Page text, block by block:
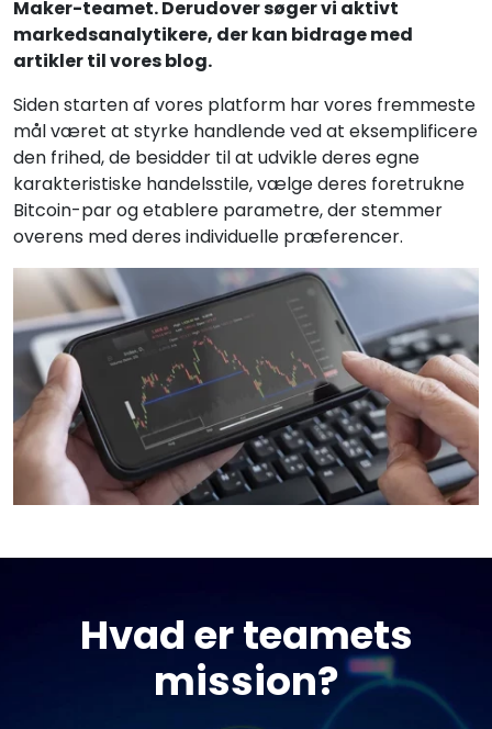
Maker-teamet. Derudover søger vi aktivt
markedsanalytikere, der kan bidrage med
artikler til vores blog.
Siden starten af vores platform har vores fremmeste
mål været at styrke handlende ved at eksemplificere
den frihed, de besidder til at udvikle deres egne
karakteristiske handelsstile, vælge deres foretrukne
Bitcoin-par og etablere parametre, der stemmer
overens med deres individuelle præferencer.
Hvad er teamets
mission?